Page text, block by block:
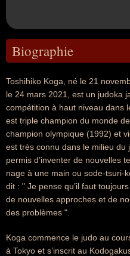
Biographie
Toshihiko Koga, né le 21
le 24 mars 2021, est un judoka
compétition à haut niveau dans
est triple champion du monde
champion olympique (1992) et
est très connu dans le milieu du
permis d’inventer de nouvelles
nage à une main ou sode-tsuri-
dit : " Je pense qu’il faut
de nouvelles approches et de
des problèmes ".
Koga commence le judo au
à Tokyo et s’inscrit au